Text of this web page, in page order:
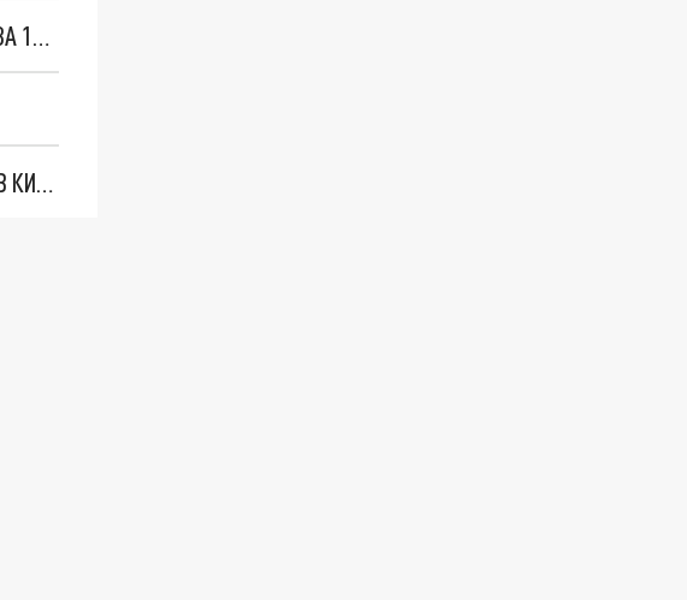
ВО ВЛАДИМИРСКОЙ ОБЛАСТИ ДО КОНЦА ГОДА ОТРЕСТАВРИРУЮТ ДВА СЕЛЬСКИХ ХРАМА ЗА 12 МИЛЛИОНОВ РУБЛЕЙ
НОВОЕ МАСШТАБНЕЙШЕЕ НАСТУПЛЕНИЕ. ТРИ УЛЬТИМАТУМА ЗЕЛЕНСКОГО ПУТИНУ. "ЛЬВОВ КИМА" ПОСТАВЯТ НА ПВО? ГЛОБАЛЬНЫЙ ПРОРЫВ ПОД ЗАПОРОЖЬЕМ